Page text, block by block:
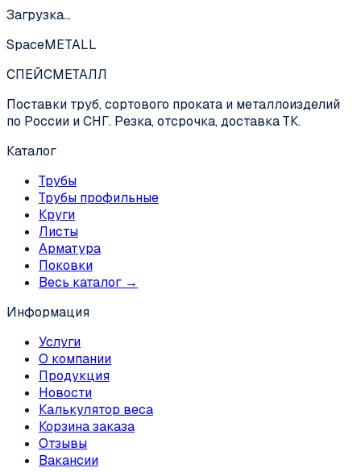
Загрузка…
SpaceMETALL
СПЕЙСМЕТАЛЛ
Поставки труб, сортового проката и металлоизделий
по России и СНГ. Резка, отсрочка, доставка ТК.
Каталог
Трубы
Трубы профильные
Круги
Листы
Арматура
Поковки
Весь каталог →
Информация
Услуги
О компании
Продукция
Новости
Калькулятор веса
Корзина заказа
Отзывы
Вакансии